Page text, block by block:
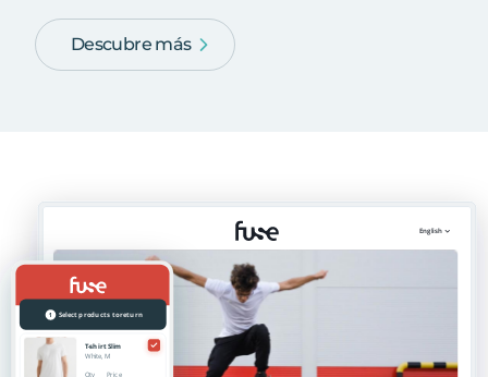
Descubre más